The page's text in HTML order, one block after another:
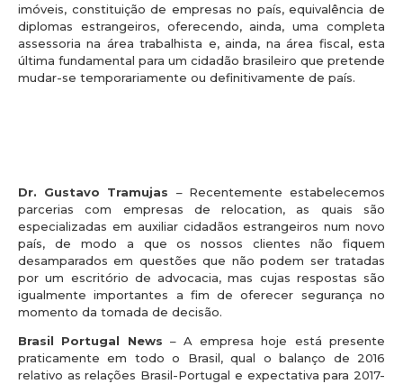
imóveis, constituição de empresas no país, equivalência de
diplomas estrangeiros, oferecendo, ainda, uma completa
assessoria na área trabalhista e, ainda, na área fiscal, esta
última fundamental para um cidadão brasileiro que pretende
mudar-se temporariamente ou definitivamente de país.
Dr. Gustavo Tramujas – Recentemente estabelecemos
parcerias com empresas de relocation, as quais são
especializadas em auxiliar cidadãos estrangeiros num novo
país, de modo a que os nossos clientes não fiquem
desamparados em questões que não podem ser tratadas
por um escritório de advocacia, mas cujas respostas são
igualmente importantes a fim de oferecer segurança no
momento da tomada de decisão.
Brasil Portugal News – A empresa hoje está presente
praticamente em todo o Brasil, qual o balanço de 2016
relativo as relações Brasil-Portugal e expectativa para 2017-